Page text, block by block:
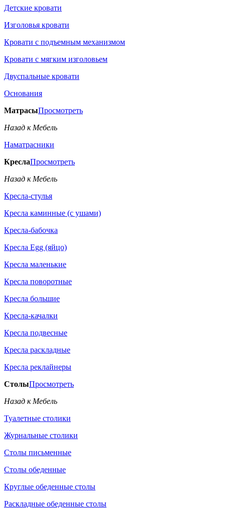
Детские кровати
Изголовья кровати
Кровати с подъемным механизмом
Кровати с мягким изголовьем
Двуспальные кровати
Основания
МатрасыПросмотреть
Назад к Мебель
Наматрасники
КреслаПросмотреть
Назад к Мебель
Кресла-стулья
Кресла каминные (с ушами)
Кресла-бабочка
Кресла Egg (яйцо)
Кресла маленькие
Кресла поворотные
Кресла большие
Кресла-качалки
Кресла подвесные
Кресла раскладные
Кресла реклайнеры
СтолыПросмотреть
Назад к Мебель
Туалетные столики
Журнальные столики
Столы письменные
Столы обеденные
Круглые обеденные столы
Раскладные обеденные столы